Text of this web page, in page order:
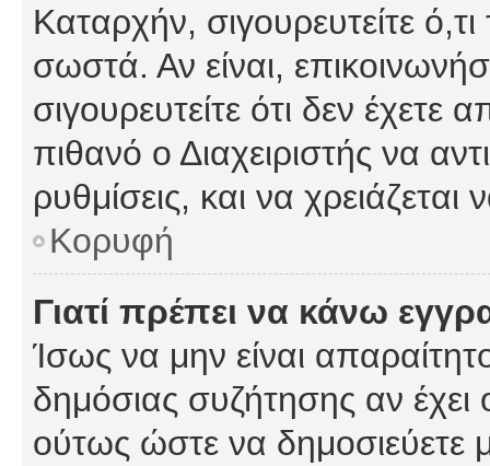
Καταρχήν, σιγουρευτείτε
σωστά. Αν είναι,
σιγουρευτείτε ότι δεν έχετε
πιθανό ο Διαχειριστής να
ρυθμίσεις, και να χρειάζεται
Κορυφή
Γιατί πρέπει να κάνω
Ίσως να μην είναι
δημόσιας συζήτησης αν έχει
ούτως ώστε να δημοσιεύετε